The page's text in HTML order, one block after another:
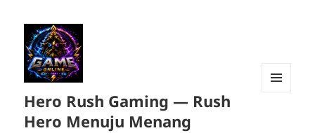
Hero Rush Gaming — Rush
Hero Menuju Menang